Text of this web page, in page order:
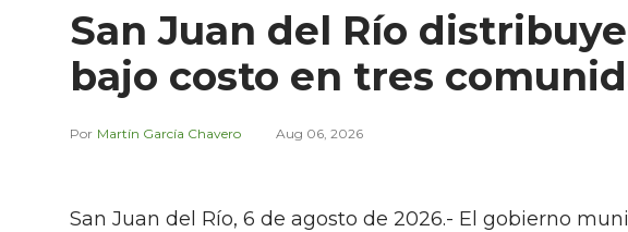
San Juan del Río distribuye
bajo costo en tres
Martín García Chavero Aug 06, 2026
San Juan del Río, 6 de agosto de 2026.- El gobierno